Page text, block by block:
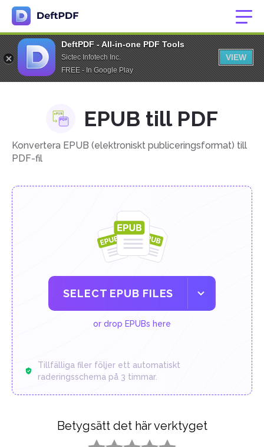
DeftPDF - All-in-one PDF Tools
Sictec Infotech Inc.
FREE - In Google Play
VIEW
EPUB till PDF
Konvertera EPUB (elektroniskt publiceringsformat) till
PDF-fil
SELECT EPUB FILES
or drop EPUBs here
Tillfälliga filer följer ett automatiskt
raderingsschema på 3 timmar.
Betygsätt det här verktyget